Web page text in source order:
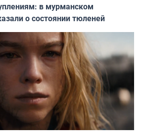
в мурманском
о состоянии тюленей